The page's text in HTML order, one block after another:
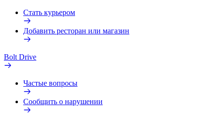
Стать курьером
Добавить ресторан или магазин
Bolt Drive
Частые вопросы
Сообщить о нарушении